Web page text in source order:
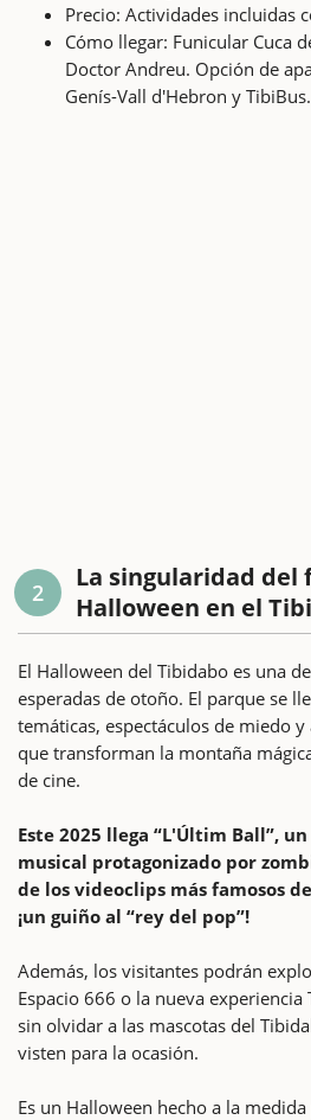
Precio: Actividades incluidas
Cómo llegar: Funicular Cuca
Doctor Andreu. Opción de
Genís-Vall d'Hebron y TibiBus.
2
La singularidad del
Halloween en el
El Halloween del Tibidabo es una
esperadas de otoño. El parque se
temáticas, espectáculos de miedo
que transforman la montaña
de cine.
Este 2025 llega “L'Últim Ball”,
musical protagonizado por
de los videoclips más famosos
¡un guiño al “rey del pop”!
Además, los visitantes podrán
Espacio 666 o la nueva
sin olvidar a las mascotas del
visten para la ocasión.
Es un Halloween hecho a la